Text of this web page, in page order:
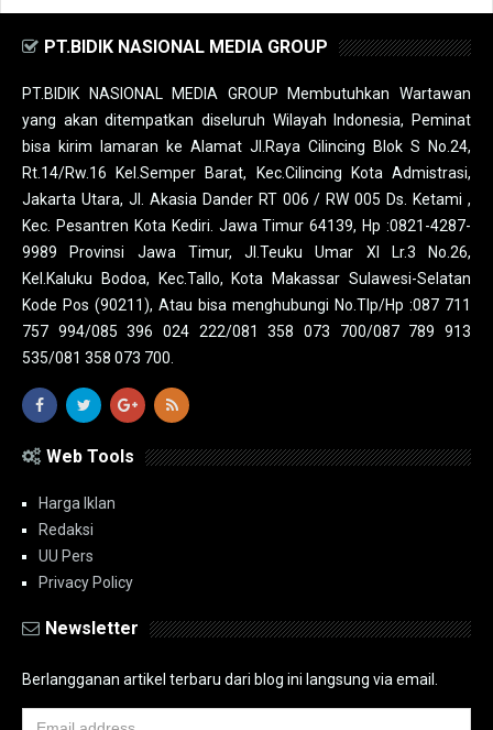
PT.BIDIK NASIONAL MEDIA GROUP
PT.BIDIK NASIONAL MEDIA GROUP Membutuhkan Wartawan
yang akan ditempatkan diseluruh Wilayah Indonesia, Peminat
bisa kirim lamaran ke Alamat Jl.Raya Cilincing Blok S No.24,
Rt.14/Rw.16 Kel.Semper Barat, Kec.Cilincing Kota Admistrasi,
Jakarta Utara, Jl. Akasia Dander RT 006 / RW 005 Ds. Ketami ,
Kec. Pesantren Kota Kediri. Jawa Timur 64139, Hp :0821-4287-
9989 Provinsi Jawa Timur, Jl.Teuku Umar XI Lr.3 No.26,
Kel.Kaluku Bodoa, Kec.Tallo, Kota Makassar Sulawesi-Selatan
Kode Pos (90211), Atau bisa menghubungi No.Tlp/Hp :087 711
757 994/085 396 024 222/081 358 073 700/087 789 913
535/081 358 073 700.
Web Tools
Harga Iklan
Redaksi
UU Pers
Privacy Policy
Newsletter
Berlangganan artikel terbaru dari blog ini langsung via email.